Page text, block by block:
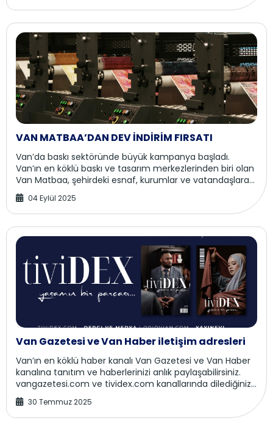
VAN MATBAA’DAN DEV İNDİRİM FIRSATI
Van’da baskı sektöründe büyük kampanya başladı.
Van’ın en köklü baskı ve tasarım merkezlerinden biri olan
Van Matbaa, şehirdeki esnaf, kurumlar ve vatandaşlara
özel dev bir indirim kampanyası başlattı...
04 Eylül 2025
Van Gazetesi ve Van Haber iletişim adresleri
Van’ın en köklü haber kanalı Van Gazetesi ve Van Haber
kanalına tanıtım ve haberlerinizi anlık paylaşabilirsiniz.
vangazetesi.com ve tividex.com kanallarında dilediğiniz
gibi haberleri paylaşabi...
30 Temmuz 2025